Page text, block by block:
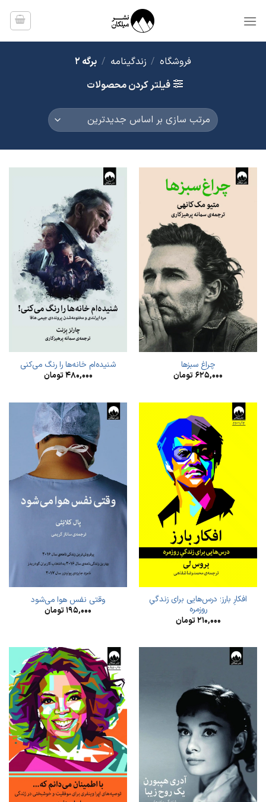
فروشگاه / زندگینامه / برگه 2
فیلتر کردن محصولات
چراغ‌ سبزها
۶۲۵,۰۰۰تومان
شنیده‌ام خانه‌ها را رنگ می‌کنی
۴۸۰,۰۰۰تومان
افکارِ بارز؛ درس‌هایی برای زندگیِ
روزمره
۲۱۰,۰۰۰تومان
وقتی نفس هوا می‌شود
۱۹۵,۰۰۰تومان